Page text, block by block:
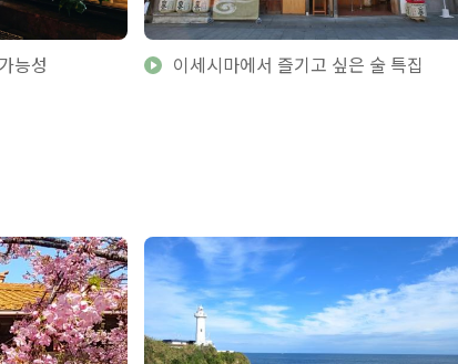
능성 이세시마에서 즐기고 싶은 술 특집